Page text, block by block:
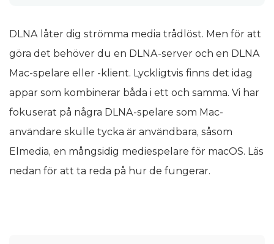
DLNA låter dig strömma media trådlöst. Men för att
göra det behöver du en DLNA-server och en DLNA
Mac-spelare eller -klient. Lyckligtvis finns det idag
appar som kombinerar båda i ett och samma. Vi har
fokuserat på några DLNA-spelare som Mac-
användare skulle tycka är användbara, såsom
Elmedia, en mångsidig mediespelare för macOS. Läs
nedan för att ta reda på hur de fungerar.